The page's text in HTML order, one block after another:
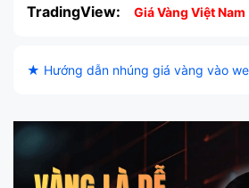
TradingView: Giá Vàng Việt Nam
★ Hướng dẫn nhúng giá vàng vào